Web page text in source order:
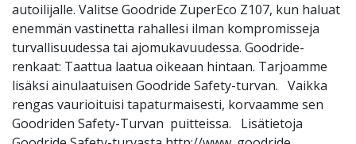
autoilijalle. Valitse Goodride ZuperEco Z107, kun haluat
enemmän vastinetta rahallesi ilman kompromisseja
turvallisuudessa tai ajomukavuudessa. Goodride-
renkaat: Taattua laatua oikeaan hintaan. Tarjoamme
lisäksi ainulaatuisen Goodride Safety-turvan. Vaikka
rengas vaurioituisi tapaturmaisesti, korvaamme sen
Goodriden Safety-Turvan puitteissa. Lisätietoja